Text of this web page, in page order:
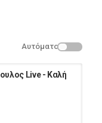
Αυτόματο
Live - Καλή